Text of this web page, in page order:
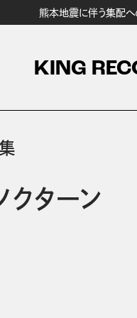
熊本地震に伴う集配
KING
ターン